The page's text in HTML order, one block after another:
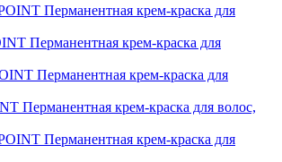
Перманентная крем-краска для
Перманентная крем-краска для волос,